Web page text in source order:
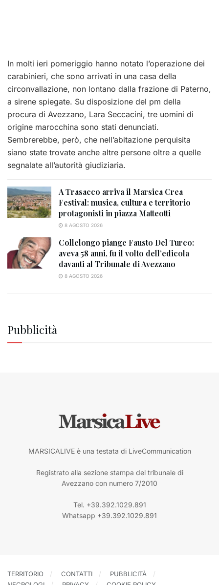
In molti ieri pomeriggio hanno notato l’operazione dei
carabinieri, che sono arrivati in una casa della
circonvallazione, non lontano dalla frazione di Paterno,
a sirene spiegate. Su disposizione del pm della
procura di Avezzano, Lara Seccacini, tre uomini di
origine marocchina sono stati denunciati.
Sembrerebbe, però, che nell’abitazione perquisita
siano state trovate anche altre persone oltre a quelle
segnalate all’autorità giudiziaria.
A Trasacco arriva il Marsica Crea
Festival: musica, cultura e territorio
protagonisti in piazza Matteotti
8 AGOSTO 2026
Collelongo piange Fausto Del Turco:
aveva 58 anni, fu il volto dell’edicola
davanti al Tribunale di Avezzano
8 AGOSTO 2026
Pubblicità
MARSICALIVE è una testata di LiveCommunication
Registrato alla sezione stampa del tribunale di
Avezzano con numero 7/2010
Tel. +39.392.1029.891
Whatsapp +39.392.1029.891
TERRITORIO CONTATTI
PUBBLICITÀ